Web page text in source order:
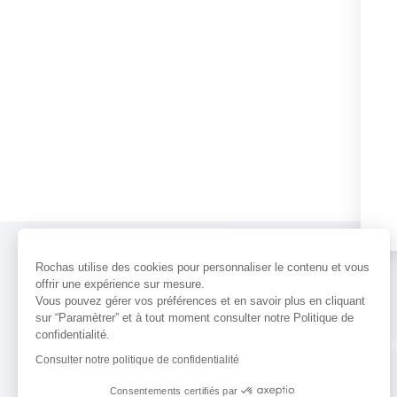
Rochas utilise des cookies pour personnaliser le contenu et vous
offrir une expérience sur mesure.
Vous pouvez gérer vos préférences et en savoir plus en cliquant
sur “Paramètrer” et à tout moment consulter notre Politique de
confidentialité.
Consulter notre politique de confidentialité
Consentements certifiés par